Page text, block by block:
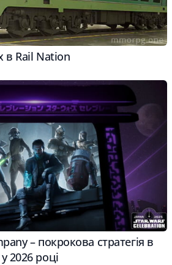
в Rail Nation
– покрокова стратегія в
2026 році